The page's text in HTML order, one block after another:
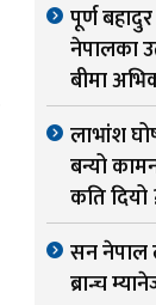
पूर्ण
नेपालका
बीमा
लाभांश
बन्यो
कति दियो
सन नेपाल
ब्रान्च